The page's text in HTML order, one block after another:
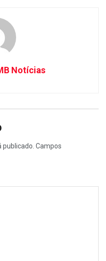
Notícias
Campos